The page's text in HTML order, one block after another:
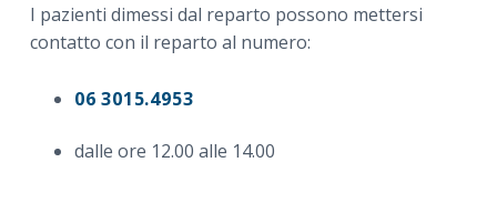
I pazienti dimessi dal reparto possono mettersi
contatto con il reparto al numero:
06 3015.4953
dalle ore 12.00 alle 14.00